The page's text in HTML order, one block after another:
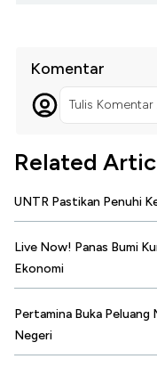
Komentar
Tulis Komentar
Related
UNTR Pastikan Penuhi
Live Now! Panas Bumi
Ekonomi
Pertamina Buka Peluang
Negeri